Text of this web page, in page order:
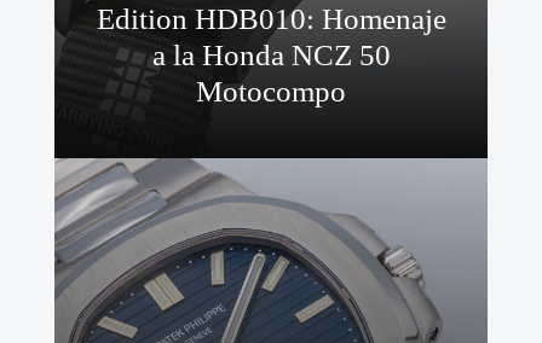
Edition HDB010: Homenaje
a la Honda NCZ 50
Motocompo